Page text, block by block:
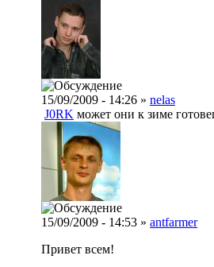
15/09/2009 - 14:26 » nelas
J0RK может они к зиме
15/09/2009 - 14:53 » antfarmer
Привет всем!